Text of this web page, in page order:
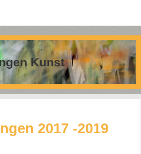
Kunst
2017 -2019